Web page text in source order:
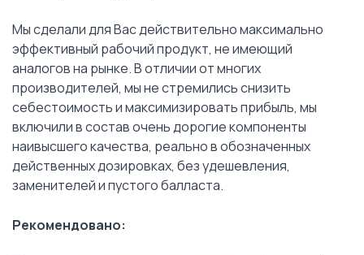
Мы сделали для Вас действительно максимально
эффективный рабочий продукт, не имеющий
аналогов на рынке. В отличии от многих
производителей, мы не стремились снизить
себестоимость и максимизировать прибыль, мы
включили в состав очень дорогие компоненты
наивысшего качества, реально в обозначенных
действенных дозировках, без удешевления,
заменителей и пустого балласта.
Рекомендовано: